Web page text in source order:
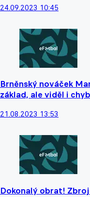
24.09.2023 10:45
Brněnský nováček
základ, ale viděl i
21.08.2023 13:53
Dokonalý obrat!